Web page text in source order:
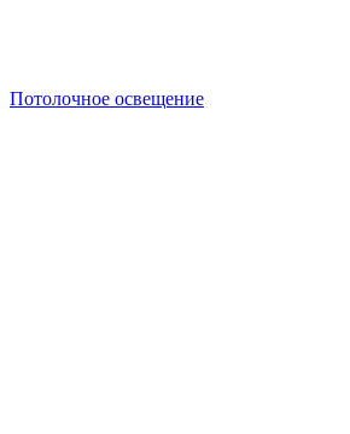
Потолочное освещение